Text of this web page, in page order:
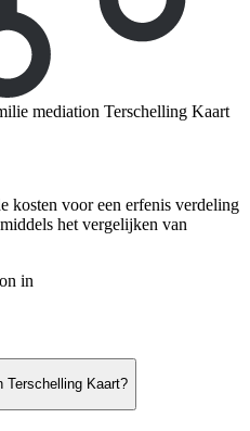
mediation Terschelling Kaart
kosten voor een erfenis verdeling
het vergelijken van
in
Terschelling Kaart?